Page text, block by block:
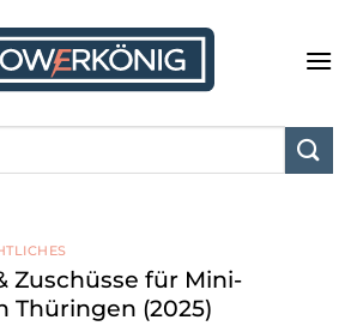
Zuschüsse für Mini-
Thüringen (2025)